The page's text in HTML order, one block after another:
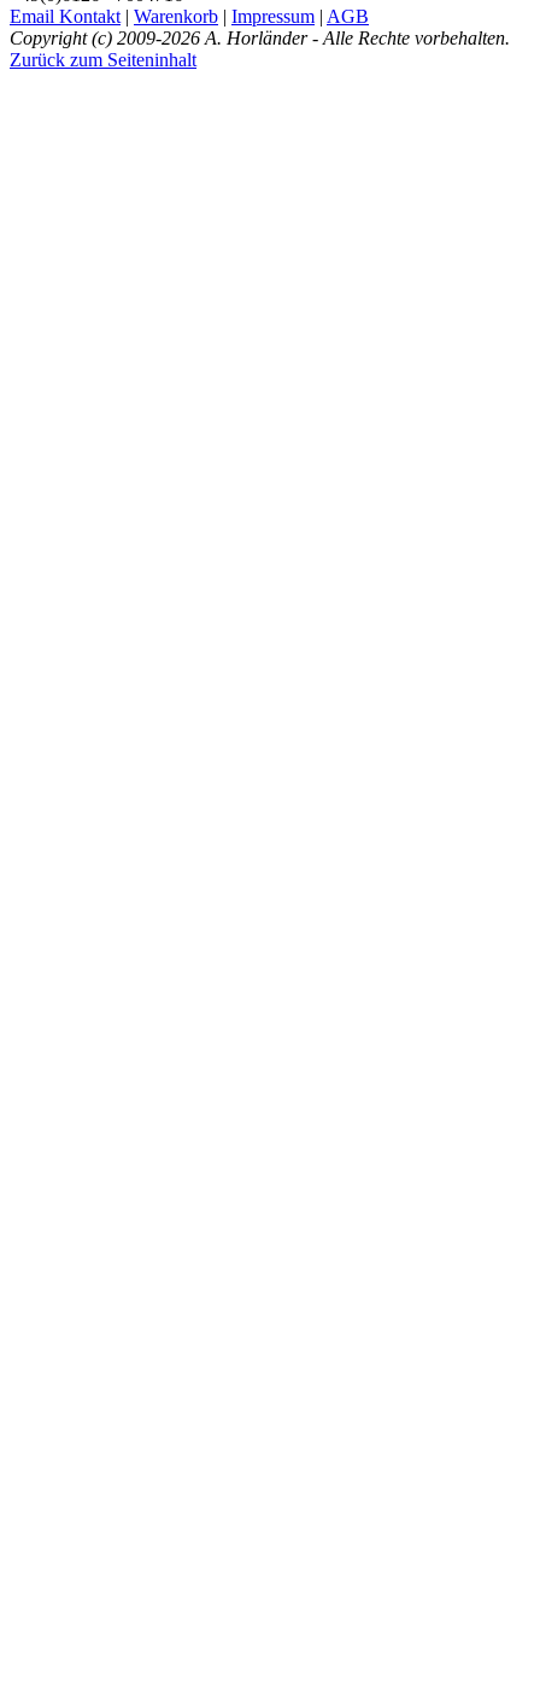
Email Kontakt | Warenkorb | Impressum | AGB
Copyright (c) 2009-2026 A. Horländer - Alle Rechte vorbehalten.
Zurück zum Seiteninhalt